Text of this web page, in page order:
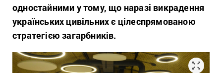
одностайними у тому, що наразі викрадення
українських цивільних є цілеспрямованою
стратегією загарбників.